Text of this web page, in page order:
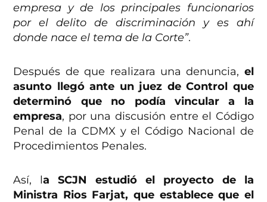
empresa y de los principales funcionarios
por el delito de discriminación y es ahí
donde nace el tema de la Corte”.
Después de que realizara una denuncia, el
asunto llegó ante un juez de Control que
determinó que no podía vincular a la
empresa, por una discusión entre el Código
Penal de la CDMX y el Código Nacional de
Procedimientos Penales.
Así, la SCJN estudió el proyecto de la
Ministra Rios Farjat, que establece que el